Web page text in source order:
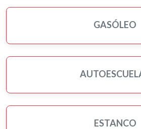
GASÓLEO
ESTANCO